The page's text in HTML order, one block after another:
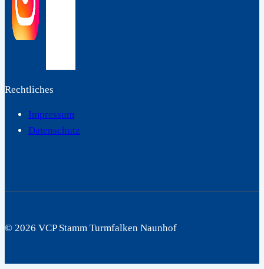
Rechtliches
Impressum
Datenschutz
© 2026 VCP Stamm Turmfalken Naunhof